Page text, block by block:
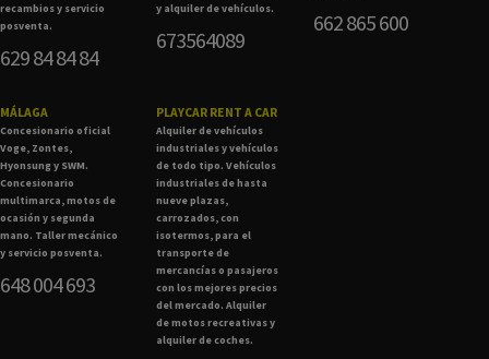
recambios y servicio
posventa.
629 84 84 84
y alquiler de vehículos.
673564089
662 865 600
MÁLAGA
Concesionario oficial
Voge, Zontes,
Hyonsung y SWM.
Concesionario
multimarca, motos de
ocasión y segunda
mano. Taller mecánico
y servicio posventa.
648 004 693
PLAYCAR RENT A CAR
Alquiler de vehículos
industriales y vehículos
de todo tipo. Vehículos
industriales de hasta
nueve plazas,
carrozados, con
isotermos, para el
transporte de
mercancías o pasajeros
con los mejores precios
del mercado. Alquiler
de motos recreativas y
alquiler de coches.